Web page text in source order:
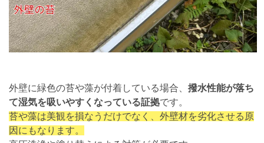
外壁に緑色の苔や藻が付着している場合、 撥水性能が落ち
て湿気を吸いやすくなっている証拠です。
苔や藻は美観を損なうだけでなく、外壁材を劣化させる原
因にもなります。